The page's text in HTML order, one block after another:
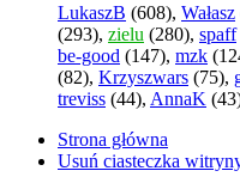
LukaszB (608), Wałasz
(293), zielu (280), spaff
be-good (147), mzk
(82), Krzyszwars (75),
treviss (44), AnnaK
Strona główna
Usuń ciasteczka